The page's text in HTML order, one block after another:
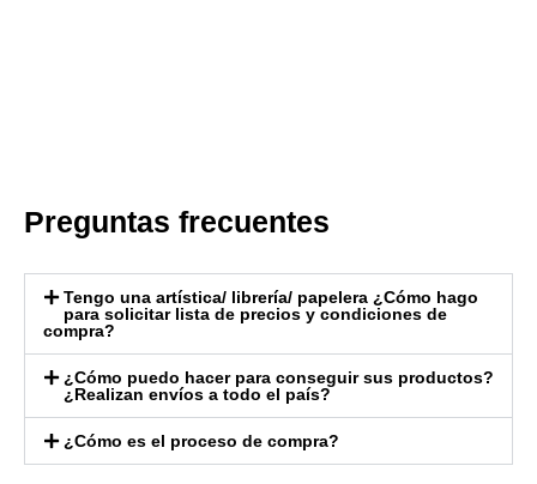
Preguntas frecuentes
Tengo una artística/ librería/ papelera ¿Cómo hago
para solicitar lista de precios y condiciones de
compra?
¿Cómo puedo hacer para conseguir sus productos?
¿Realizan envíos a todo el país?
¿Cómo es el proceso de compra?